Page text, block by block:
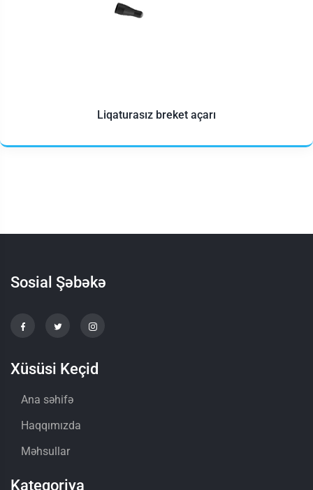
Liqaturasız breket açarı
Sosial Şəbəkə
Xüsüsi Keçid
Ana səhifə
Haqqımızda
Məhsullar
Kateqoriya